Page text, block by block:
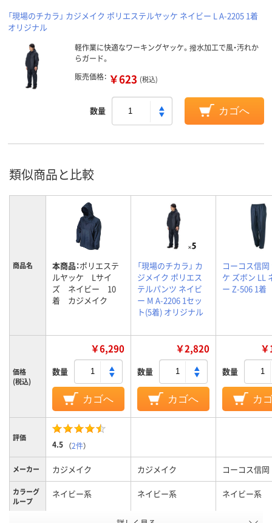
「現場のチカラ」 カジメイク ポリエステルヤッケ ネイビー L A-2205 1着
オリジナル
軽作業に快適なワーキングヤッケ。撥水加工で風・汚れか
らガード。
販売価格： ￥623 (税込)
数量 カゴへ
類似商品と比較
商品名 本商品：ポリエステ
ルヤッケ Lサイ
ズ ネイビー 10
着 カジメイク
「現場のチカラ」 カ
ジメイク ポリエス
テルパンツ ネイビ
ー M A-2206 1セッ
ト(5着) オリジナル
コーコス信岡
ケ ズボン LL
ー Z-506 1着
価格
(税込)
￥6,290
数量
カゴへ
￥2,820
数量
カゴへ
数量
カ
評価
4.5 （2件）
メーカー カジメイク カジメイク コーコス信岡
カラーグ
ループ
ネイビー系 ネイビー系 ネイビー系